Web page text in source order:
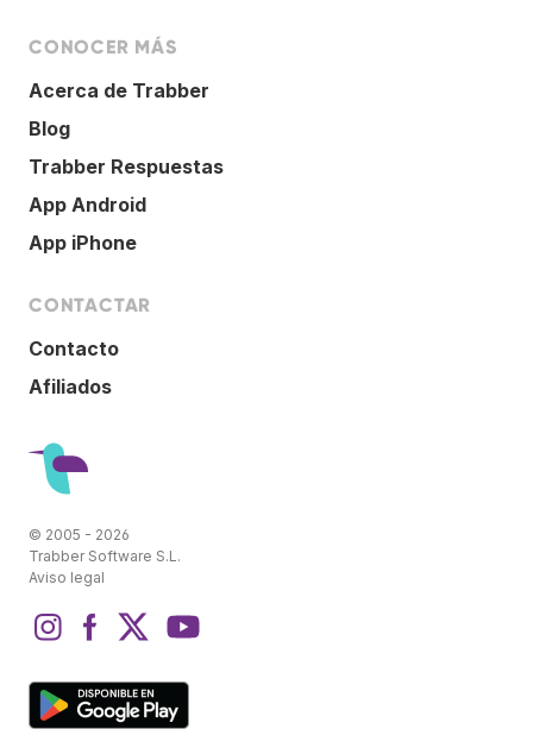
CONOCER MÁS
Acerca de Trabber
Blog
Trabber Respuestas
App Android
App iPhone
CONTACTAR
Contacto
Afiliados
© 2005 - 2026
Trabber Software S.L.
Aviso legal